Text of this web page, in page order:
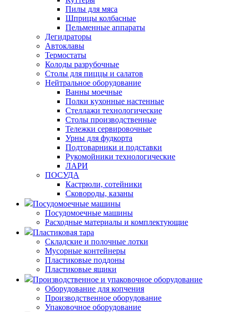
Пилы для мяса
Шприцы колбасные
Пельменные аппараты
Дегидраторы
Автоклавы
Термостаты
Колоды разрубочные
Столы для пиццы и салатов
Нейтральное оборудование
Ванны моечные
Полки кухонные настенные
Стеллажи технологические
Столы производственные
Тележки сервировочные
Урны для фудкорта
Подтоварники и подставки
Рукомойники технологические
ЛАРИ
ПОСУДА
Кастрюли, сотейники
Сковороды, казаны
Посудомоечные машины
Посудомоечные машины
Расходные материалы и комплектующие
Пластиковая тара
Складские и полочные лотки
Мусорные контейнеры
Пластиковые поддоны
Пластиковые ящики
Производственное и упаковочное оборудование
Оборудование для копчения
Производственное оборудование
Упаковочное оборудование